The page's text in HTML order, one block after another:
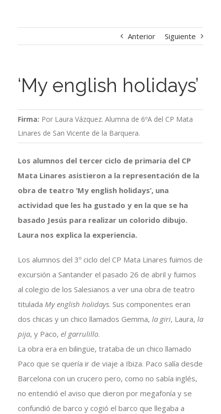
Anterior Siguiente
‘My english holidays’
Firma: Por Laura Vázquez. Alumna de 6ºA del CP Mata
Linares de San Vicente de la Barquera.
Los alumnos del tercer ciclo de primaria del CP
Mata Linares asistieron a la representación de la
obra de teatro ‘My english holidays’, una
actividad que les ha gustado y en la que se ha
basado Jesús para realizar un colorido dibujo.
Laura nos explica la experiencia.
Los alumnos del 3º ciclo del CP Mata Linares fuimos de
excursión a Santander el pasado 26 de abril y fuimos
al colegio de los Salesianos a ver una obra de teatro
titulada My english holidays. Sus componentes eran
dos chicas y un chico llamados Gemma, la giri, Laura, la
pija, y Paco, el garrulillo.
La obra era en bilingüe, trataba de un chico llamado
Paco que se quería ir de viaje a Ibiza. Paco salía desde
Barcelona con un crucero pero, como no sabía inglés,
no entendió el aviso que dieron por megafonía y se
confundió de barco y cogió el barco que llegaba a